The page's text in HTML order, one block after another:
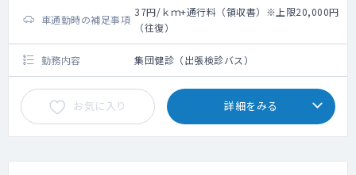
車通勤時の補足事項
37円/ｋｍ+通行料（領収書）※上限20,000円
（往復）
勤務内容 集団健診（出張検診バス）
お気に入り 詳細をみる